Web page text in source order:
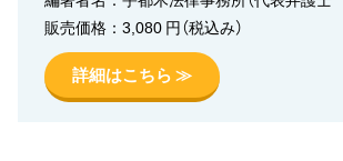
販売価格：3,080 円（税込み）
詳細はこちら ≫